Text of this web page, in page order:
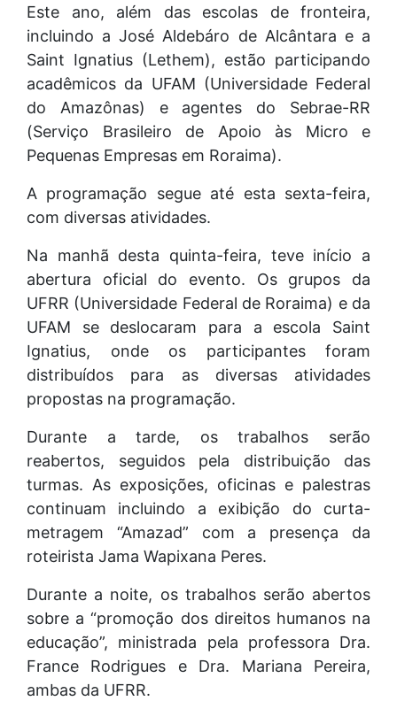
Este ano, além das escolas de fronteira,
incluindo a José Aldebáro de Alcântara e a
Saint Ignatius (Lethem), estão participando
acadêmicos da UFAM (Universidade Federal
do Amazônas) e agentes do Sebrae-RR
(Serviço Brasileiro de Apoio às Micro e
Pequenas Empresas em Roraima).
A programação segue até esta sexta-feira,
com diversas atividades.
Na manhã desta quinta-feira, teve início a
abertura oficial do evento. Os grupos da
UFRR (Universidade Federal de Roraima) e da
UFAM se deslocaram para a escola Saint
Ignatius, onde os participantes foram
distribuídos para as diversas atividades
propostas na programação.
Durante a tarde, os trabalhos serão
reabertos, seguidos pela distribuição das
turmas. As exposições, oficinas e palestras
continuam incluindo a exibição do curta-
metragem “Amazad” com a presença da
roteirista Jama Wapixana Peres.
Durante a noite, os trabalhos serão abertos
sobre a “promoção dos direitos humanos na
educação”, ministrada pela professora Dra.
France Rodrigues e Dra. Mariana Pereira,
ambas da UFRR.